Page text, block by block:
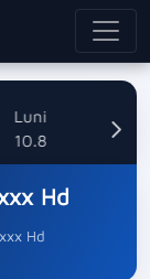
Luni
10.8
Hd
Hd